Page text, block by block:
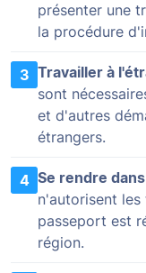
présenter une
la procédure
3 Travailler à
sont
et d'autres
étrangers.
4 Se rendre
n'autorisent
passeport est
région.